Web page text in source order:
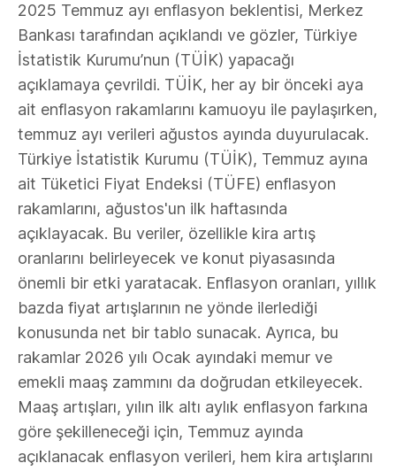
2025 Temmuz ayı enflasyon beklentisi, Merkez
Bankası tarafından açıklandı ve gözler, Türkiye
İstatistik Kurumu’nun (TÜİK) yapacağı
açıklamaya çevrildi. TÜİK, her ay bir önceki aya
ait enflasyon rakamlarını kamuoyu ile paylaşırken,
temmuz ayı verileri ağustos ayında duyurulacak.
Türkiye İstatistik Kurumu (TÜİK), Temmuz ayına
ait Tüketici Fiyat Endeksi (TÜFE) enflasyon
rakamlarını, ağustos'un ilk haftasında
açıklayacak. Bu veriler, özellikle kira artış
oranlarını belirleyecek ve konut piyasasında
önemli bir etki yaratacak. Enflasyon oranları, yıllık
bazda fiyat artışlarının ne yönde ilerlediği
konusunda net bir tablo sunacak. Ayrıca, bu
rakamlar 2026 yılı Ocak ayındaki memur ve
emekli maaş zammını da doğrudan etkileyecek.
Maaş artışları, yılın ilk altı aylık enflasyon farkına
göre şekilleneceği için, Temmuz ayında
açıklanacak enflasyon verileri, hem kira artışlarını